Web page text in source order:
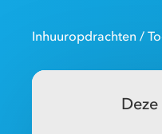
Inhuuropdrachten /